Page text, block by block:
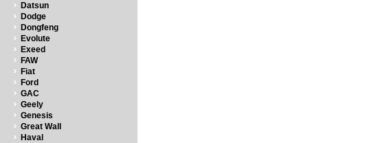
Datsun
Dodge
Dongfeng
Evolute
Exeed
FAW
Fiat
Ford
GAC
Geely
Genesis
Great Wall
Haval